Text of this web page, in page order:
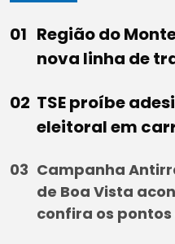
Região do
nova linha de
TSE proíbe
eleitoral em
Campanha
de Boa Vista
confira os